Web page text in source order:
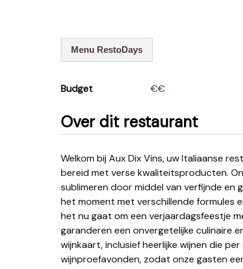
Menu RestoDays
Budget €€
Over dit restaurant
Welkom bij Aux Dix Vins, uw Italiaanse restaurant in Quiévrain. Wij bieden een authentieke keuken
bereid met verse kwaliteitsproducten.
sublimeren door middel van verfijnde en
het moment met verschillende formules
het nu gaat om een verjaardagsfeestje
garanderen een onvergetelijke culinaire
wijnkaart, inclusief heerlijke wijnen die
wijnproefavonden, zodat onze gasten